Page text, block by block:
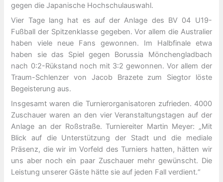
gegen die Japanische Hochschulauswahl.
Vier Tage lang hat es auf der Anlage des BV 04 U19-
Fußball der Spitzenklasse gegeben. Vor allem die Australier
haben viele neue Fans gewonnen. Im Halbfinale etwa
haben sie das Spiel gegen Borussia Mönchengladbach
nach 0:2-Rükstand noch mit 3:2 gewonnen. Vor allem der
Traum-Schlenzer von Jacob Brazete zum Siegtor löste
Begeisterung aus.
Insgesamt waren die Turnierorganisatoren zufrieden. 4000
Zuschauer waren an den vier Veranstaltungstagen auf der
Anlage an der Roßstraße. Turniereiter Martin Meyer: „Mit
Blick auf die Unterstützung der Stadt und die mediale
Präsenz, die wir im Vorfeld des Turniers hatten, hätten wir
uns aber noch ein paar Zuschauer mehr gewünscht. Die
Leistung unserer Gäste hätte sie auf jeden Fall verdient.“